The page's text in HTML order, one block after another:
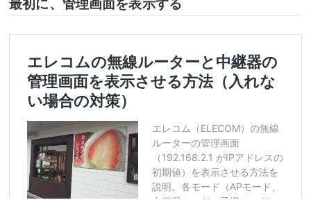
最初に、管理画面を表示する